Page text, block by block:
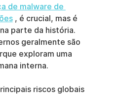
de malware de
, é crucial, mas é
parte da história.
geralmente são
exploram uma
interna.
riscos globais